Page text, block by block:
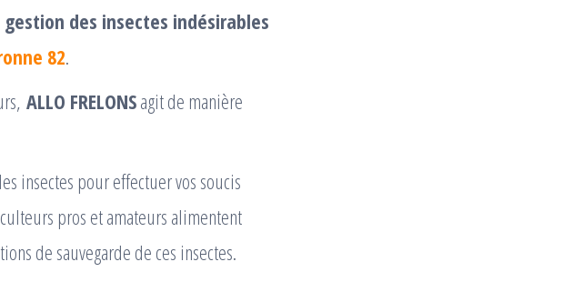
gestion des insectes indésirables
82.
ALLO FRELONSagit de manière
insectes pour effectuer vos soucis
pros et amateurs alimentent
de sauvegarde de ces insectes.